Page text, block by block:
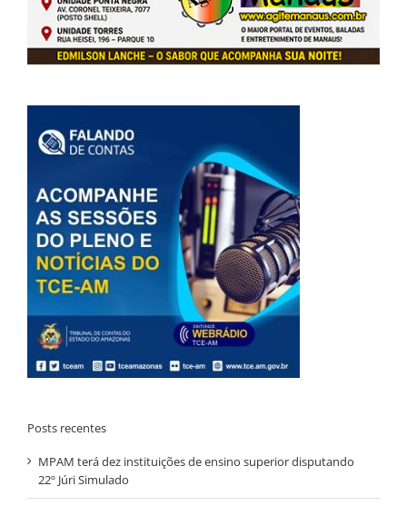
Posts recentes
MPAM terá dez instituições de ensino superior disputando
22º Júri Simulado